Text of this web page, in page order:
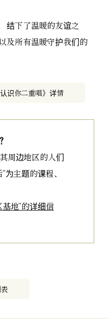
结下了温暖的友谊之
及所有温暖守护我们的
识你二重唱》详情
周边地区的人们
为主题的课程、
地”的详细信